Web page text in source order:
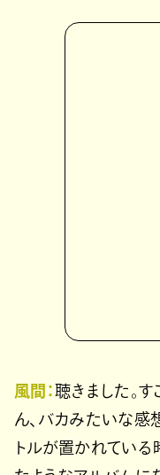
風間：聴きました。
ん、バカみたいな感想
トルが置かれてい